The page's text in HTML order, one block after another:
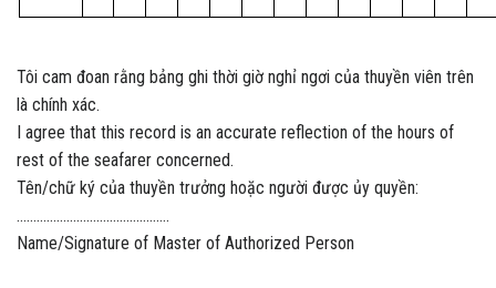
Tôi cam đoan rằng bảng ghi thời giờ nghỉ ngơi của thuyền viên trên
là chính xác.
I agree that this record is an accurate reflection of the hours of
rest of the seafarer concerned.
Tên/chữ ký của thuyền trưởng hoặc người được ủy quyền:
……………………………………….
Name/Signature of Master of Authorized Person